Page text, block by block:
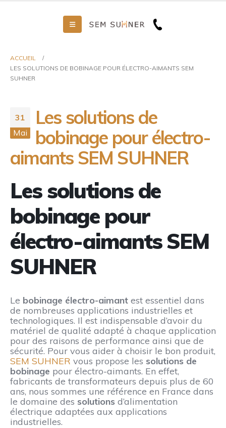
ACCUEIL
LES SOLUTIONS DE BOBINAGE POUR ÉLECTRO-AIMANTS SEM
SUHNER
31
Mai
Les solutions de
bobinage pour électro-
aimants SEM SUHNER
Les solutions de
bobinage pour
électro-aimants SEM
SUHNER
Le bobinage électro-aimant est essentiel dans
de nombreuses applications industrielles et
technologiques. Il est indispensable d’avoir du
matériel de qualité adapté à chaque application
pour des raisons de performance ainsi que de
sécurité. Pour vous aider à choisir le bon produit,
SEM SUHNER vous propose les solutions de
bobinage pour électro-aimants. En effet,
fabricants de transformateurs depuis plus de 60
ans, nous sommes une référence en France dans
le domaine des solutions d’alimentation
électrique adaptées aux applications
industrielles.